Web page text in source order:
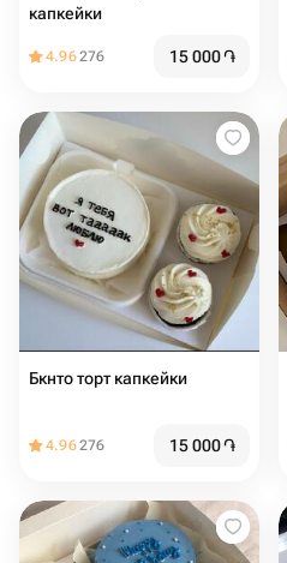
капкейки
4.96276 15 000֏
Бкнто торт капкейки
4.96276 15 000֏